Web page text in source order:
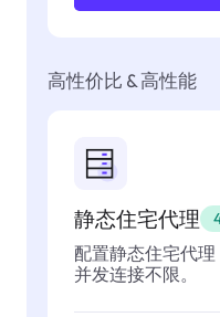
高性价比 & 高性能
静态住宅代理
配置静态住宅代
并发连接不限。